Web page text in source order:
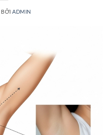
BỞI ADMIN